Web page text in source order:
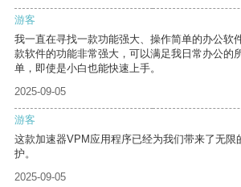
游客
我一直在寻找一款功能强大、操作简单的办公软
款软件的功能非常强大，可以满足我日常办公的
单，即使是小白也能快速上手。
2025-09-05
游客
这款加速器VPM应用程序已经为我们带来了无限
护。
2025-09-05